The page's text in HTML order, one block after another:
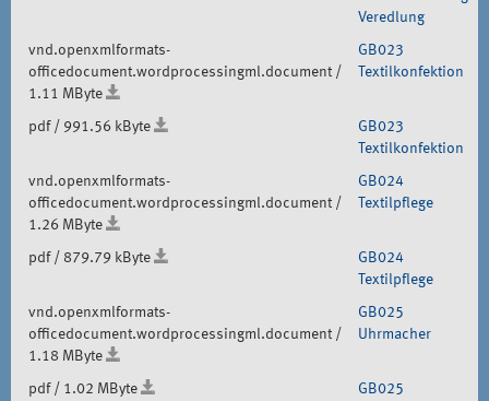
Veredlung
vnd.openxmlformats-
officedocument.wordprocessingml.document /
1.11 MByte
GB023
Textilkonfektion
pdf / 991.56 kByte
GB023
Textilkonfektion
vnd.openxmlformats-
officedocument.wordprocessingml.document /
1.26 MByte
GB024
Textilpflege
pdf / 879.79 kByte
GB024
Textilpflege
vnd.openxmlformats-
officedocument.wordprocessingml.document /
1.18 MByte
GB025
Uhrmacher
pdf / 1.02 MByte
GB025